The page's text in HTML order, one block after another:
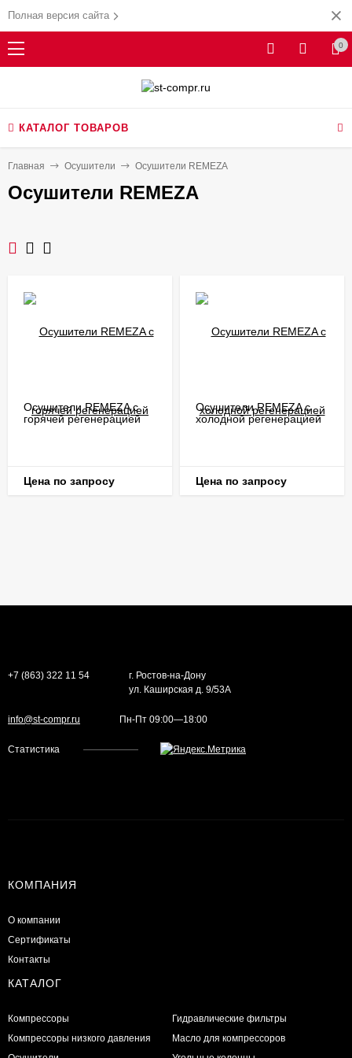
Полная версия сайта
0
КАТАЛОГ ТОВАРОВ
Главная Осушители Осушители REMEZA
Осушители REMEZA
Осушители REMEZA с
горячей регенерацией
Цена по запросу
Осушители REMEZA с
холодной регенерацией
Цена по запросу
+7 (863) 322 11 54
г. Ростов-на-Дону
ул. Каширская д. 9/53А
info@st-compr.ru Пн-Пт 09:00—18:00
Статистика
КОМПАНИЯ
О компании
Сертификаты
Контакты
КАТАЛОГ
Компрессоры
Компрессоры низкого давления
Гидравлические фильтры
Масло для компрессоров